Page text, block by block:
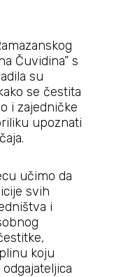
Čuvidina” s
su
se čestita
i zajedničke
upoznati
učimo da
svih
i
koju